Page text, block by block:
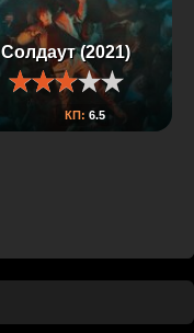
Солдаут (2021)
КП: 6.5